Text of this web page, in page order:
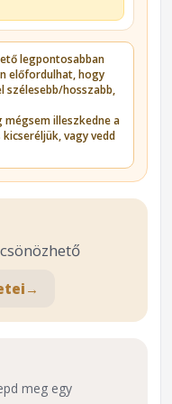
legpontosabban
előfordulhat, hogy
szélesebb/hosszabb,
illeszkedne a
vagy vedd
→
meg egy